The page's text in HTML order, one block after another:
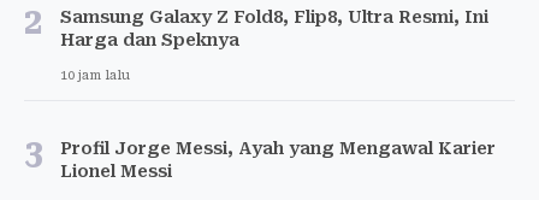
2
Samsung Galaxy Z Fold8, Flip8, Ultra Resmi, Ini
Harga dan Speknya
10 jam lalu
3
Profil Jorge Messi, Ayah yang Mengawal Karier
Lionel Messi